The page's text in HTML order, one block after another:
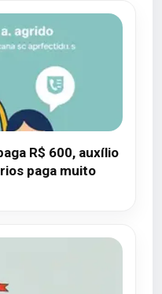
R$ 600, auxílio
paga muito